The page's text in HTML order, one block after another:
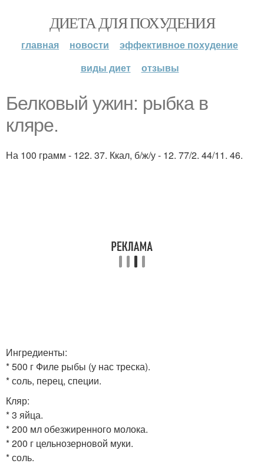
ДИЕТА ДЛЯ ПОХУДЕНИЯ
главная новости
эффективное похудение
виды диет
отзывы
Белковый ужин: рыбка в
кляре.
На 100 грамм - 122. 37. Ккал, б/ж/у - 12. 77/2. 44/11. 46.
Ингредиенты:
* 500 г Филе рыбы (у нас треска).
* соль, перец, специи.
Кляр:
* 3 яйца.
* 200 мл обезжиренного молока.
* 200 г цельнозерновой муки.
* соль.